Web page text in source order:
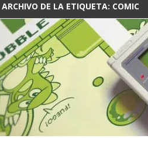
ARCHIVO DE LA ETIQUETA: COMIC